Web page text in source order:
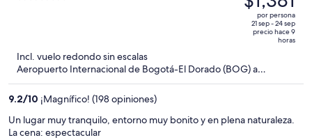
era
de
$1,406
ahora
es
por
por persona
21 sep - 24 sep
precio hace 9
horas
Incl. vuelo redondo sin escalas
Aeropuerto Internacional de Bogotá-El Dorado (BOG) a
Saarbruecken (SCN)
9.2/10 ¡Magnífico! (198 opiniones)
Un lugar muy tranquilo, entorno muy bonito y en plena naturaleza.
La cena: espectacular